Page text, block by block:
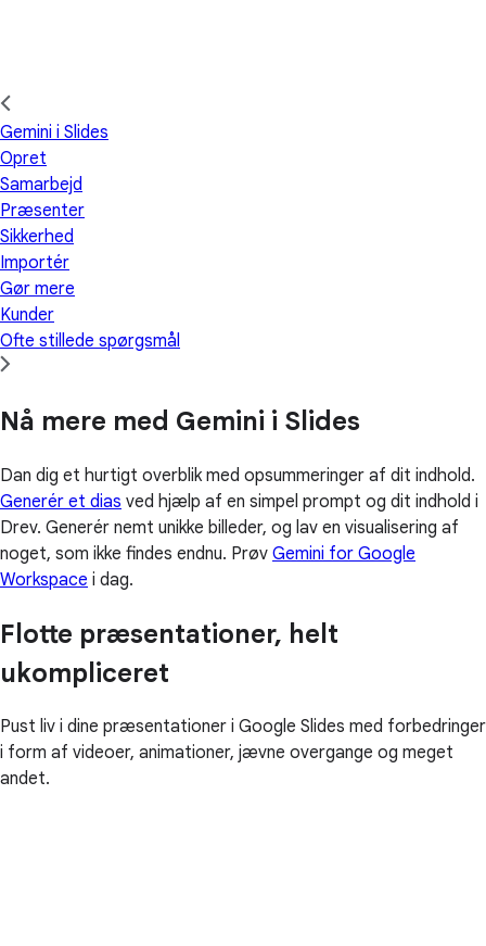
Gemini i Slides
Opret
Samarbejd
Præsenter
Sikkerhed
Importér
Gør mere
Kunder
Ofte stillede spørgsmål
Nå mere med Gemini i Slides
Dan dig et hurtigt overblik med opsummeringer af dit indhold.
Generér et dias ved hjælp af en simpel prompt og dit indhold i
Drev. Generér nemt unikke billeder, og lav en visualisering af
noget, som ikke findes endnu. Prøv Gemini for Google
Workspace i dag.
Flotte præsentationer, helt
ukompliceret
Pust liv i dine præsentationer i Google Slides med forbedringer
i form af videoer, animationer, jævne overgange og meget
andet.